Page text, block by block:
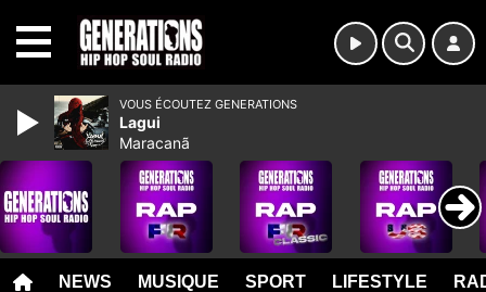
NEWS MUSIQUE SPORT LIFESTYLE
VOUS ÉCOUTEZ GENERATIONS
Lagui
Maracanã